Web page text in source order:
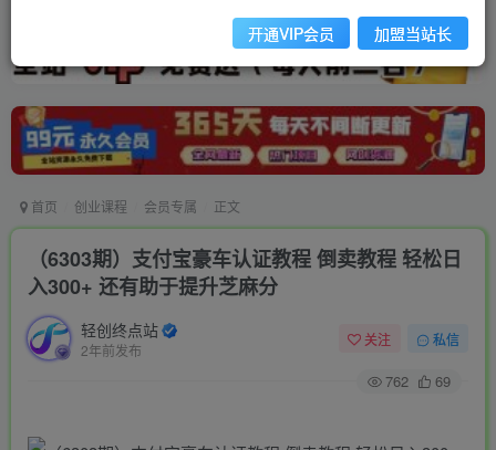
首页 创业课程 会员专属 正文
（6303期）支付宝豪车认证教程 倒卖教程 轻松日
入300+ 还有助于提升芝麻分
轻创终点站
2年前发布
关注 私信
762 69
开通VIP会员 加盟当站长